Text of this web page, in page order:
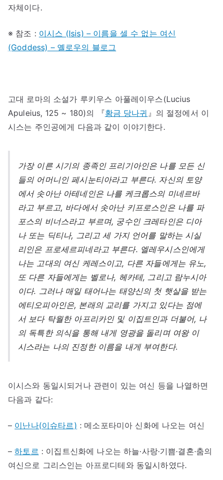
자체이다.
※ 참조 : 이시스 (Isis) – 이름을 셀 수 없는 여신
(Goddess) – 옐로우의 블로그
고대 로마의 소설가 루키우스 아풀레이우스(Lucius
Apuleius, 125 ~ 180)의 『황금 당나귀 』의 절정에서 이
시스는 주인공에게 다음과 같이 이야기한다.
가장 이른 시기의 종족인 프리기아인은 나를 모든 신
들의 어머니인 페시눈티아라고 부른다. 자신의 토양
에서 솟아난 아테네인은 나를 케크롭스의 미네르바
라고 부르고, 바다에서 솟아난 키프로스인은 나를 파
포스의 비너스라고 부르며, 궁수인 크레타인은 디아
나 또는 딕티나, 그리고 세 가지 언어를 말하는 시실
리인은 프로세르피네라고 부른다. 엘레우시스인에게
나는 고대의 여신 케레스이고, 다른 자들에게는 유노,
또 다른 자들에게는 벨로나, 헤카테, 그리고 람누시아
이다. 그러나 매일 태어나는 태양신의 첫 햇살을 받는
에티오피아인은, 본래의 교리를 가지고 있다는 점에
서 보다 탁월한 아프리카인 및 이집트인과 더불어, 나
의 독특한 의식을 통해 내게 영광을 돌리며 여왕 이
시스라는 나의 진정한 이름을 내게 부여한다.
이시스와 동일시되거나 관련이 있는 여신 등을 나열하면
다음과 같다:
– 이난나(이슈타르) : 메소포타미아 신화에 나오는 여신
–하토르 : 이집트신화에 나오는 하늘·사랑·기쁨·결혼·춤의
여신으로 그리스인는 아프로디테와 동일시하였다.